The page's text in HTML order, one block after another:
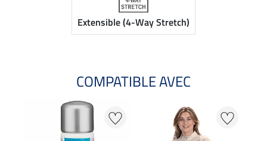
Extensible (4-Way Stretch)
COMPATIBLE AVEC